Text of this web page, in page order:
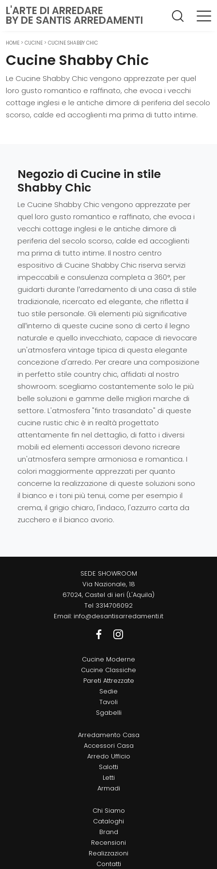
L'ARTE DI ARREDARE
BY DE SANTIS ARREDAMENTI
HOME > CUCINE > CUCINE SHABBY CHIC
Cucine Shabby Chic
Le Cucine Shabby Chic vengono apprezzate per quel
loro gusto romantico e raffinato, che evoca i vecchi
cottage inglesi e le antiche dimore di periferia del secolo
scorso, calde ed accoglienti ma prima di tutto intime.
Negozio di Cucine in stile
Shabby Chic
Le Cucine Shabby Chic vengono apprezzate per
quel loro gusto romantico e raffinato, che evoca i
vecchi cottage inglesi e le antiche dimore di
periferia del secolo scorso, calde ed accoglienti
ma prima di tutto intime. Il nostro centro
espositivo di Cucine Shabby Chic riserva servizi
impeccabili e consulenza completa a 360°, per
guidarti durante l’arredamento di una casa di stile
tradizionale, ricercato ed elegante, che rifletta il
tuo stile personale. Gli elementi più significative
all’interno di queste cucine sono di certo il legno
naturale e quello invecchiato, capace di rievocare
un'atmosfera vintage tipica di questa elegante
concezione d'arredo. Per creare una composizione
in perfetto stile country chic, affidati al nostro
showroom: scegliamo costantemente solo le più
belle soluzioni e gamme delle migliori marche di
settore. L'atmosfera "finto trasandato" di queste
cucine rustic chic è in realtà progettato
attentamente fin nel dettaglio, di fatto i diversi
mobili ed elementi accessori devono ricreare
un'atmosfera sempre armoniosa e romantica. I
colori maggiormente apprezzati per quanto
concerne la realizzazione di queste soluzioni sono
il bianco e i toni più tenui, come per esempio il
crema, il grigio chiaro, l'indaco, l'azzurro carta da
zucchero e il bianco avorio.
SEDE SHOWROOM
Via Nazionale, 18
67024, Castel di ieri (L'Aquila)
Tel 3314706092
Email: info@desantisarredamenti.it
Cucine Moderne
Cucine Classiche
Pareti Attrezzate
Sedie
Tavoli
Sgabelli
Arredamento Casa
Accessori Casa
Arredo Ufficio
Salotti
Letti
Armadi
Chi Siamo
Cataloghi
Brand
Recensioni
Realizzazioni
Contatti